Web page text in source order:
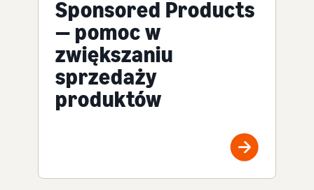
Sponsored Products
— pomoc w
zwiększaniu
sprzedaży
produktów